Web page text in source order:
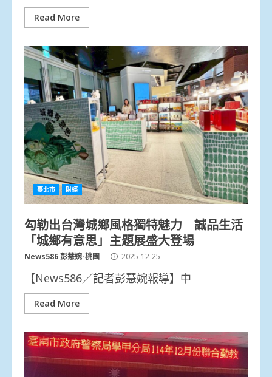
Read More
臺北市 財經
勾勒出台灣城鄉風格獨特魅力 誠品生活
「城鄉有意思」主題展盛大登場
News586 彭慧婉-桃園 2025-12-25
【News586／記者彭慧婉報導】中
Read More